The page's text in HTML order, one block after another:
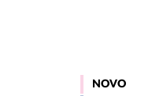
NOVO